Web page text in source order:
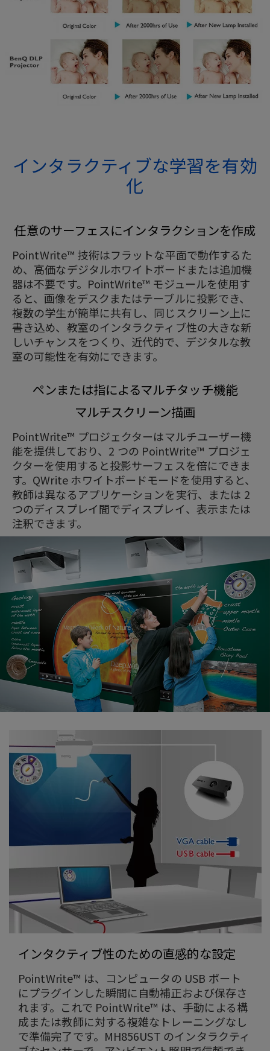
インタラクティブな学習を有効
化
任意のサーフェスにインタラクションを作成
PointWrite™ 技術はフラットな平面で動作するた
め、高価なデジタルホワイトボードまたは追加機
器は不要です。PointWrite™ モジュールを使用す
ると、画像をデスクまたはテーブルに投影でき、
複数の学生が簡単に共有し、同じスクリーン上に
書き込め、教室のインタラクティブ性の大きな新
しいチャンスをつくり、近代的で、デジタルな教
室の可能性を有効にできます。
ペンまたは指によるマルチタッチ機能
マルチスクリーン描画
PointWrite™ プロジェクターはマルチユーザー機
能を提供しており、2 つの PointWrite™ プロジェ
クターを使用すると投影サーフェスを倍にできま
す。QWrite ホワイトボードモードを使用すると、
教師は異なるアプリケーションを実行、または 2
つのディスプレイ間でディスプレイ、表示または
注釈できます。
インタクティブ性のための直感的な設定
PointWrite™ は、コンピュータの USB ポート
にプラグインした瞬間に自動補正および保存さ
れます。これで PointWrite™ は、手動による構
成または教師に対する複雑なトレーニングなし
で準備完了です。MH856UST のインタラクティ